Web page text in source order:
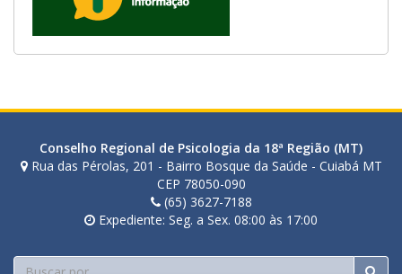
Conselho Regional de Psicologia da 18ª Região (MT)
Rua das Pérolas, 201 - Bairro Bosque da Saúde - Cuiabá MT
CEP 78050-090
(65) 3627-7188
Expediente: Seg. a Sex. 08:00 às 17:00
Buscar